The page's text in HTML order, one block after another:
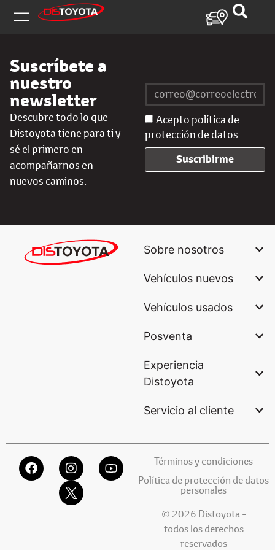
Suscríbete a
nuestro
newsletter
Descubre todo lo que
Distoyota tiene para ti y
sé el primero en
acompañarnos en
nuevos caminos.
Acepto política de
protección de datos
Suscribirme
Sobre nosotros
Vehículos nuevos
Vehículos usados
Posventa
Experiencia
Distoyota
Servicio al cliente
Términos y condiciones
Política de protección de datos
personales
© 2026 Distoyota -
todos los derechos
reservados